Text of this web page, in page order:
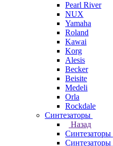
Pearl River
NUX
Yamaha
Roland
Kawai
Korg
Alesis
Becker
Beisite
Medeli
Orla
Rockdale
Синтезаторы
Назад
Синтезаторы
Синтезаторы